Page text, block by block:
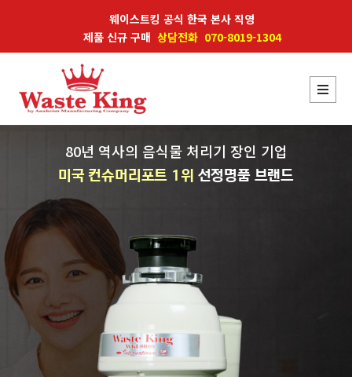
웨이스트킹 공식 한국 본사 직영
제품 신규 구매 상담전화 070-8019-1304
80년 역사의 음식물 처리기 장인 기업
미국 컨슈머리포트 1위 선정명품 브랜드